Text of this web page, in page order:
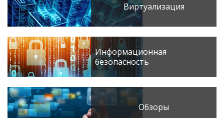
Виртуализация
Информационная
безопасность
Обзоры